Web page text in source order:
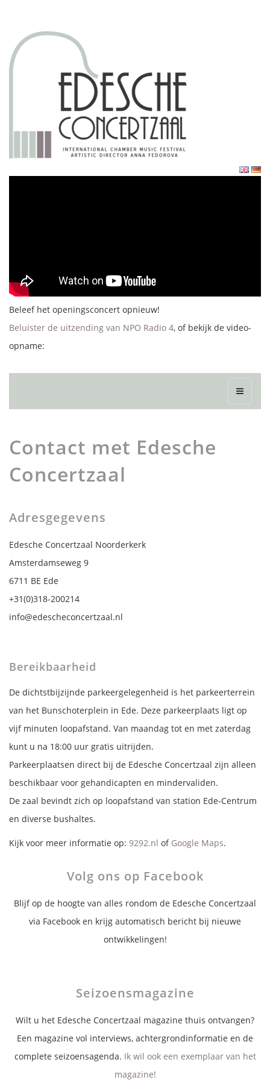
Beleef het openingsconcert opnieuw!
Beluister de uitzending van NPO Radio 4, of bekijk de video-
opname:
Contact met Edesche
Concertzaal
Adresgegevens
Edesche Concertzaal Noorderkerk
Amsterdamseweg 9
6711 BE Ede
+31(0)318-200214
info@edescheconcertzaal.nl
Bereikbaarheid
De dichtstbijzijnde parkeergelegenheid is het parkeerterrein
van het Bunschoterplein in Ede. Deze parkeerplaats ligt op
vijf minuten loopafstand. Van maandag tot en met zaterdag
kunt u na 18:00 uur gratis uitrijden.
Parkeerplaatsen direct bij de Edesche Concertzaal zijn alleen
beschikbaar voor gehandicapten en mindervaliden.
De zaal bevindt zich op loopafstand van station Ede-Centrum
en diverse bushaltes.
Kijk voor meer informatie op: 9292.nl of Google Maps.
Volg ons op Facebook
Blijf op de hoogte van alles rondom de Edesche Concertzaal
via Facebook en krijg automatisch bericht bij nieuwe
ontwikkelingen!
Seizoensmagazine
Wilt u het Edesche Concertzaal magazine thuis ontvangen?
Een magazine vol interviews, achtergrondinformatie en de
complete seizoensagenda. Ik wil ook een exemplaar van het
magazine!